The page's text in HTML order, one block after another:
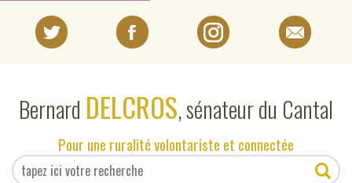
Bernard DELCROS, sénateur du Cantal
Pour une ruralité volontariste et connectée
EN DIRECT DU SÉNAT
EN DIRECT DU CANTAL